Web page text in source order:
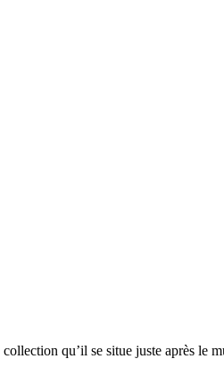
qu’il se situe juste après le